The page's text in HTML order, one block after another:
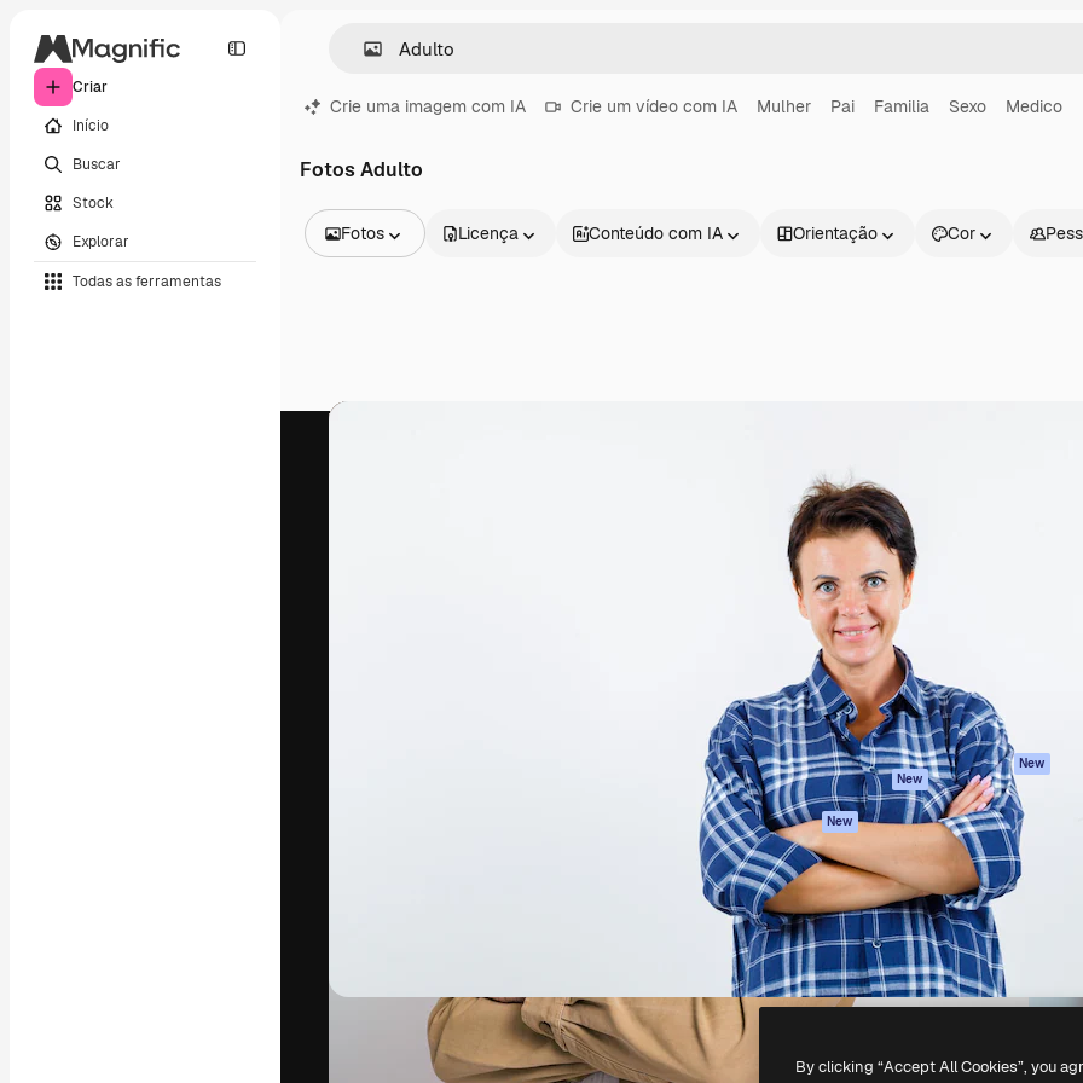
Criar
Início
Buscar
Stock
Explorar
Todas as ferramentas
Crie uma imagem com IA Crie um vídeo com IA Mulher Pai Familia Sexo Medico
Fotos Adulto
Fotos
Vídeos
Licença Conteúdo com IA Orientação Cor
Produtos
Spaces
Assistente de IA
Gerador de
imagens
Gerador de vídeos
Texto para voz
Conteúdo de stock
MCP para
Claude/ChatGPT
New
Agentes New
API
App móvel
Todas as
ferramentas
Política de
privacidade
Originais New
Política de cookies
Central de
confiabilidade
Afiliados
Empresas
Copyright © 2010- 2026Freepik Company S.L.U. Todos os direitos reservados.
By clicking “Accept All Cookies”, you